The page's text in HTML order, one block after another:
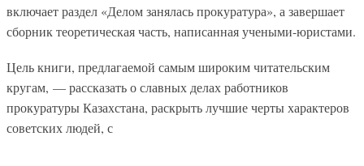
включает раздел «Делом занялась прокуратура», а завершает
сборник теоретическая часть, написанная учеными-юристами.
Цель книги, предлагаемой самым широким читательским
кругам, — рассказать о славных делах работников
прокуратуры Казахстана, раскрыть лучшие черты характеров
советских людей, с